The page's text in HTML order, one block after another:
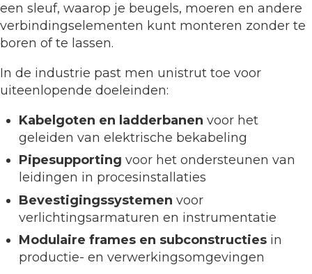
een sleuf, waarop je beugels, moeren en andere
verbindingselementen kunt monteren zonder te
boren of te lassen.
In de industrie past men unistrut toe voor
uiteenlopende doeleinden:
Kabelgoten en ladderbanen voor het
geleiden van elektrische bekabeling
Pipesupporting voor het ondersteunen van
leidingen in procesinstallaties
Bevestigingssystemen voor
verlichtingsarmaturen en instrumentatie
Modulaire frames en subconstructies in
productie- en verwerkingsomgevingen